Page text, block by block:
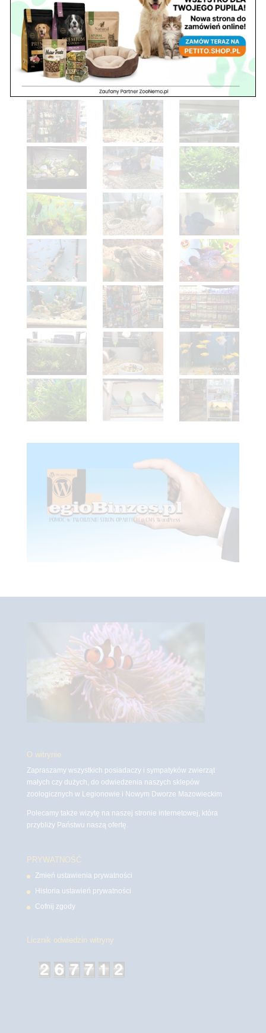
O witrynie
Zapraszamy wszystkich posiadaczy i sympatyków zwierząt
małych czy dużych, do odwiedzenia naszych sklepów
zoologicznych w Legionowie i Nowym Dworze Mazowieckim
Polecamy także wizytę na naszej stronie internetowej, która
przybliży Państwu naszą ofertę.
PRYWATNOŚĆ
Zmień ustawienia prywatności
Historia ustawień prywatności
Cofnij zgody
Licznik odwiedzin witryny